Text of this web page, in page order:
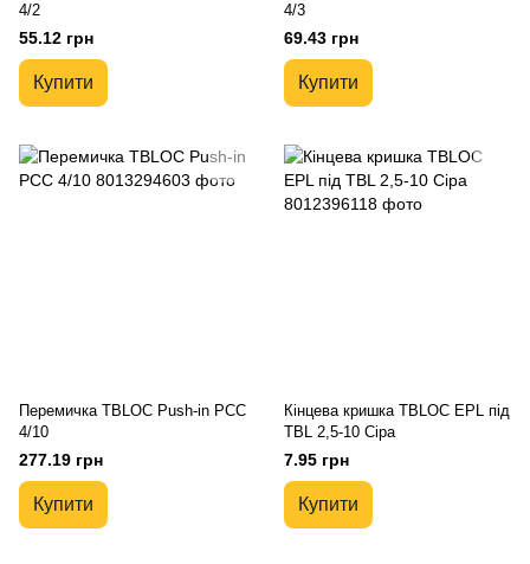
4/2
55.12 грн
Купити
4/3
69.43 грн
Купити
Перемичка TBLOC Push-in PCC
4/10
277.19 грн
Купити
Кінцева кришка TBLOC EPL під
TBL 2,5-10 Сіра
7.95 грн
Купити